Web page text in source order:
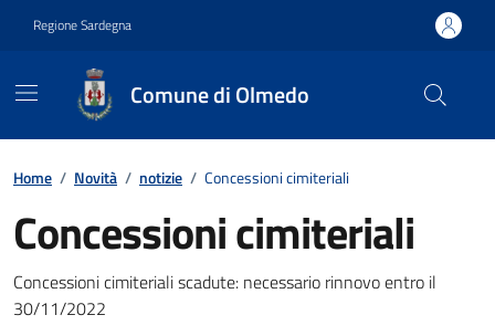
Regione Sardegna
Comune di Olmedo
Contenuti in evidenza
Home / Novità / notizie / Concessioni cimiteriali
Concessioni cimiteriali
Dettagli della notizia
Concessioni cimiteriali scadute: necessario rinnovo entro il
30/11/2022